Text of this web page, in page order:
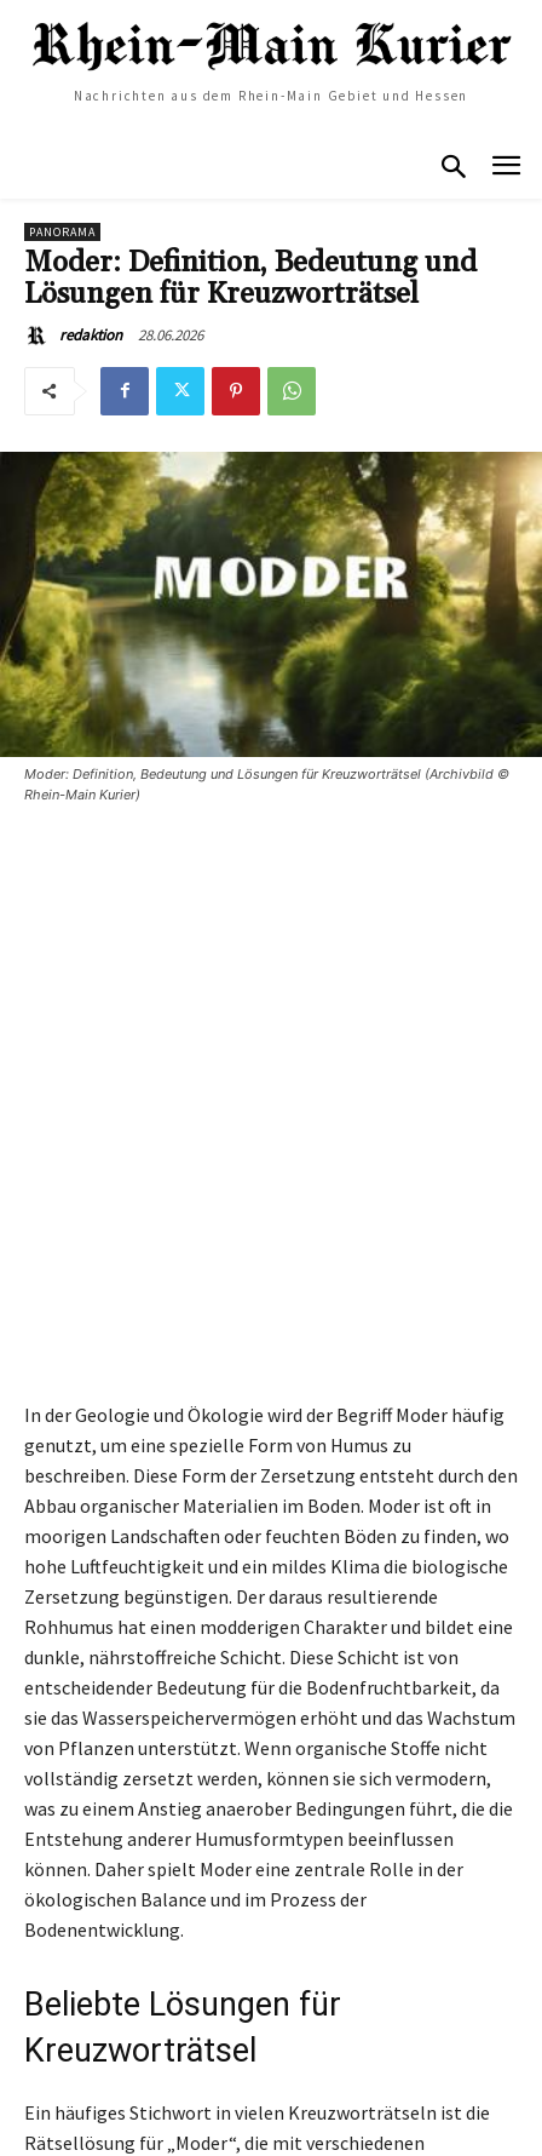
Nachrichten aus dem Rhein-Main Gebiet und Hessen
PANORAMA
Moder: Definition, Bedeutung und
Lösungen für Kreuzworträtsel
redaktion 28.06.2026
Moder: Definition, Bedeutung und Lösungen für Kreuzworträtsel (Archivbild ©
Rhein-Main Kurier)
In der Geologie und Ökologie wird der Begriff Moder häufig
genutzt, um eine spezielle Form von Humus zu
beschreiben. Diese Form der Zersetzung entsteht durch den
Abbau organischer Materialien im Boden. Moder ist oft in
moorigen Landschaften oder feuchten Böden zu finden, wo
hohe Luftfeuchtigkeit und ein mildes Klima die biologische
Zersetzung begünstigen. Der daraus resultierende
Rohhumus hat einen modderigen Charakter und bildet eine
dunkle, nährstoffreiche Schicht. Diese Schicht ist von
entscheidender Bedeutung für die Bodenfruchtbarkeit, da
sie das Wasserspeichervermögen erhöht und das Wachstum
von Pflanzen unterstützt. Wenn organische Stoffe nicht
vollständig zersetzt werden, können sie sich vermodern,
was zu einem Anstieg anaerober Bedingungen führt, die die
Entstehung anderer Humusformtypen beeinflussen
können. Daher spielt Moder eine zentrale Rolle in der
ökologischen Balance und im Prozess der
Bodenentwicklung.
Beliebte Lösungen für
Kreuzworträtsel
Ein häufiges Stichwort in vielen Kreuzworträtseln ist die
Rätsellösung für „Moder“, die mit verschiedenen